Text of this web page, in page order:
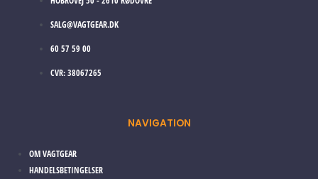
SALG@VAGTGEAR.DK
60 57 59 00
CVR: 38067265
NAVIGATION
OM VAGTGEAR
HANDELSBETINGELSER